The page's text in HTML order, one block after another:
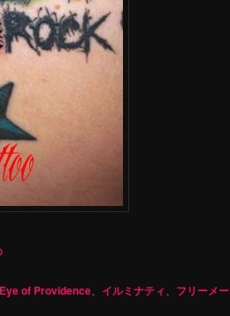
Eye of Providence イルミナティ
フリーメー